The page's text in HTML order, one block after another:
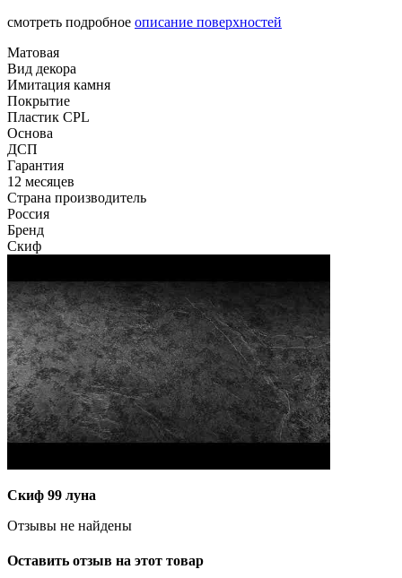
смотреть подробное описание поверхностей
Матовая
Вид декора
Имитация камня
Покрытие
Пластик CPL
Основа
ДСП
Гарантия
12 месяцев
Страна производитель
Россия
Бренд
Скиф
Скиф 99 луна
Отзывы не найдены
Оставить отзыв на этот товар